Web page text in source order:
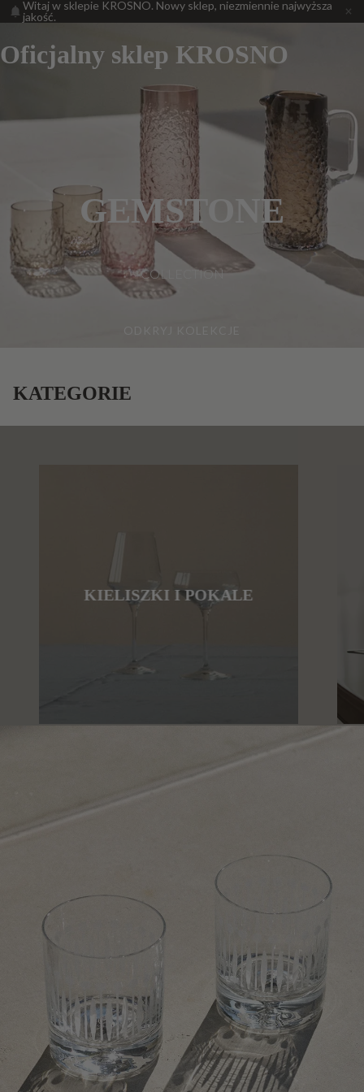
Witaj w sklepie KROSNO. Nowy sklep, niezmiennie najwyższa
jakość.
Oficjalny sklep KROSNO
GEMSTONE
COLLECTION
KATEGORIE
KIELISZKI I POKALE